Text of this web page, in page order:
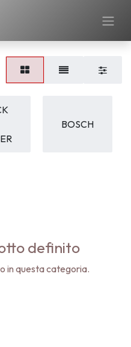
BOSCH
definito
in questa categoria.